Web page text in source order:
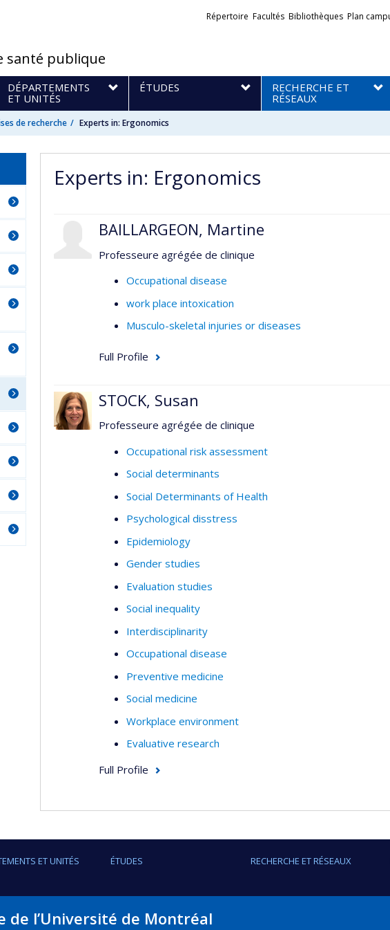
santé publique
Liens
Répertoire Facultés Bibliothèques Plan
DÉPARTEMENTS
ET UNITÉS
ÉTUDES
RECHERCHE ET
RÉSEAUX
de recherche Experts in: Ergonomics
Experts in: Ergonomics
BAILLARGEON, Martine
Professeure agrégée de clinique
Occupational disease
work place intoxication
Musculo-skeletal injuries or diseases
Full Profile
STOCK, Susan
Professeure agrégée de clinique
Occupational risk assessment
Social determinants
Social Determinants of Health
Psychological disstress
Epidemiology
Gender studies
Evaluation studies
Social inequality
Interdisciplinarity
Occupational disease
Preventive medicine
Social medicine
Workplace environment
Evaluative research
Full Profile
ET UNITÉS ÉTUDES RECHERCHE ET RÉSEAUX
de l’Université de Montréal